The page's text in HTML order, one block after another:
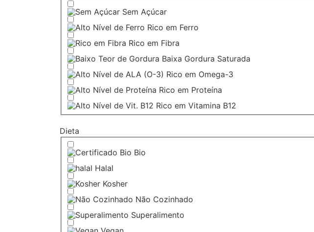
Sem Açúcar
Rico em Ferro
Rico em Fibra
Baixa Gordura Saturada
Rico em Omega-3
Rico em Proteína
Rico em Vitamina B12
Dieta
Bio
Halal
Kosher
Não Cozinhado
Superalimento